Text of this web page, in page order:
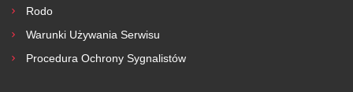
Rodo
Warunki Używania Serwisu
Procedura Ochrony Sygnalistów